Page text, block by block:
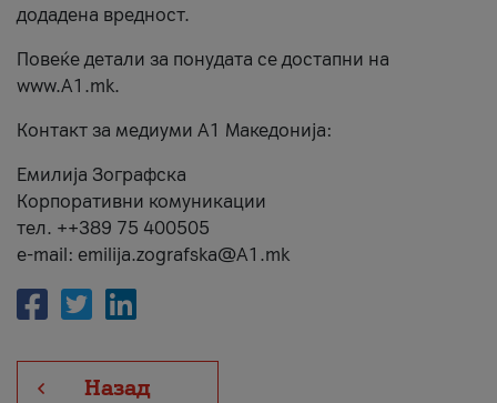
додадена вредност.
Повеќе детали за понудата се достапни на
www.А1.mk.
Контакт за медиуми А1 Македонија:
Емилија Зографска
Корпоративни комуникации
тел. ++389 75 400505
e-mail: emilija.zografska@A1.mk
Назад